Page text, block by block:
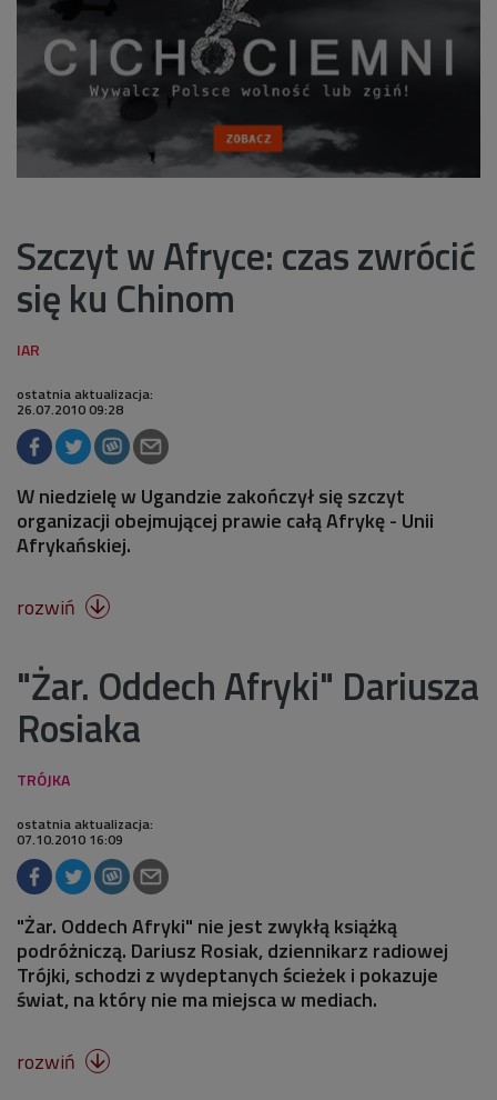
Szczyt w Afryce: czas zwrócić
się ku Chinom
ostatnia aktualizacja:
26.07.2010 09:28
W niedzielę w Ugandzie zakończył się szczyt
organizacji obejmującej prawie całą Afrykę - Unii
Afrykańskiej.
rozwiń 
"Żar. Oddech Afryki" Dariusza
Rosiaka
ostatnia aktualizacja:
07.10.2010 16:09
"Żar. Oddech Afryki" nie jest zwykłą książką
podróżniczą. Dariusz Rosiak, dziennikarz radiowej
Trójki, schodzi z wydeptanych ścieżek i pokazuje
świat, na który nie ma miejsca w mediach.
rozwiń 